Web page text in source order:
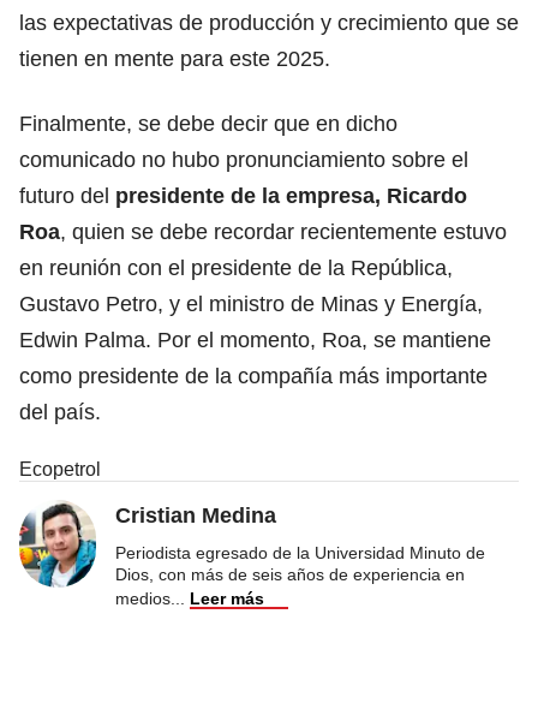
las expectativas de producción y crecimiento que se
tienen en mente para este 2025.
Finalmente, se debe decir que en dicho
comunicado no hubo pronunciamiento sobre el
futuro del presidente de la empresa, Ricardo
Roa, quien se debe recordar recientemente estuvo
en reunión con el presidente de la República,
Gustavo Petro, y el ministro de Minas y Energía,
Edwin Palma. Por el momento, Roa, se mantiene
como presidente de la compañía más importante
del país.
Ecopetrol
Cristian Medina
Periodista egresado de la Universidad Minuto de
Dios, con más de seis años de experiencia en
medios
Leer más